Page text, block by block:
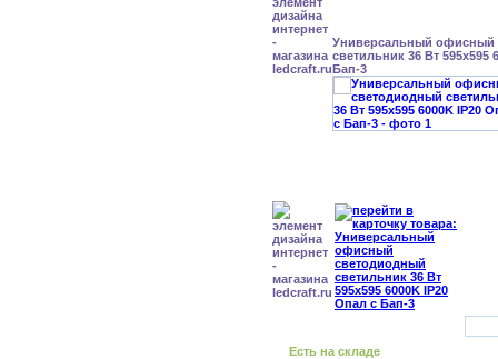
Универсальный офисный
светильник 36 Вт 595x595
Бап-3
Есть на складе